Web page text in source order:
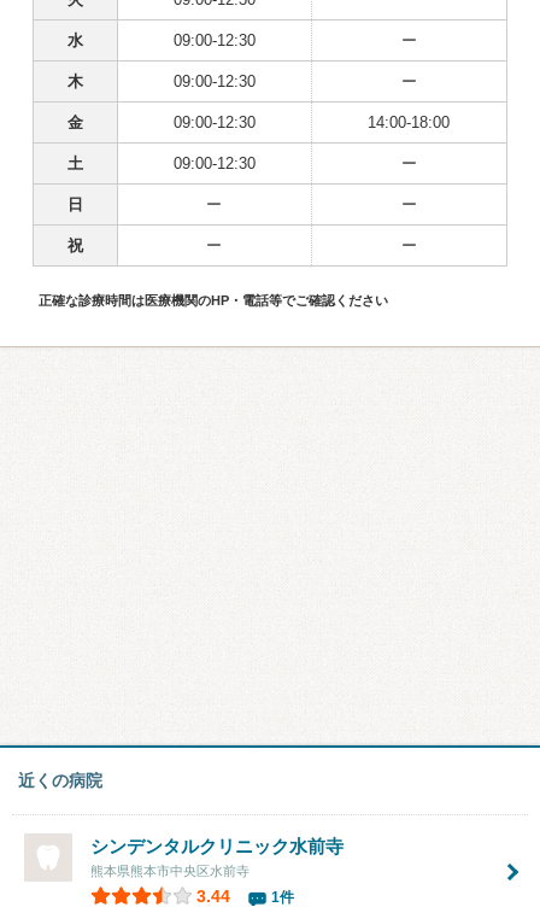
水 09:00-12:30 ー
木 09:00-12:30 ー
金 09:00-12:30 14:00-18:00
土 09:00-12:30 ー
日 ー ー
祝 ー ー
正確な診療時間は医療機関のHP・電話等でご確認ください
近くの病院
シンデンタルクリニック水前寺
熊本県熊本市中央区水前寺
3.44 1件